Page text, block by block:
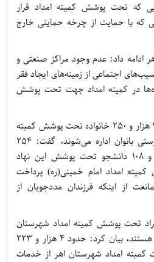
که تحت پوشش کمیته امداد قرار
که با حمایت از چرخه حمایتی خارج
ادامه داد: عدم وجود مراکز صنعتی و
اجتماعی از زمینه‌های ایجاد فقر
در کمیته امداد جهت تحت پوشش
طهماسبی بابیان اینکه حدود 2 هزار و 250 خانواده تحت پوشش کمیته
امداد شهرستان اهر به سرپرستی بانوان اداره می‌شوند، گفت: 254
کودک یتیم، 846 دانش‌آموز و 108 دانشجو تحت پوشش این نهاد
امداد امام خمینی(ره) پرداخت
از اینکه فرزندان مددجویان از
تحت پوشش کمیته امداد شهرستان
اهر 2 هزار و 970 نفر سالمند هستند، بیان کرد: حدود 4 هزار و 223
امداد شهرستان اهر از خدمات